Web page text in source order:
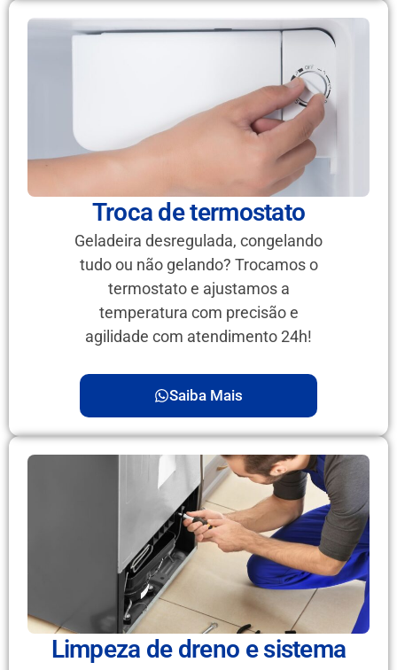
Troca de termostato
Geladeira desregulada, congelando
tudo ou não gelando? Trocamos o
termostato e ajustamos a
temperatura com precisão e
agilidade com atendimento 24h!
Saiba Mais
Limpeza de dreno e sistema